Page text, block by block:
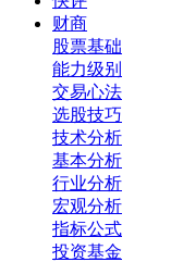
财商
股票基础
能力级别
交易心法
选股技巧
技术分析
基本分析
行业分析
宏观分析
指标公式
投资基金